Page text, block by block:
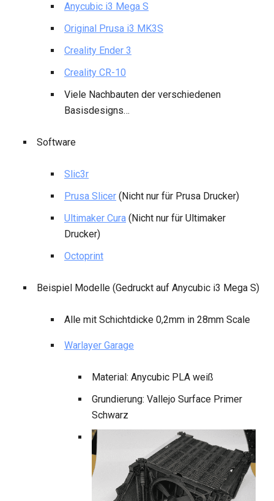
Anycubic i3 Mega S
Original Prusa i3 MK3S
Creality Ender 3
Creality CR-10
Viele Nachbauten der verschiedenen
Basisdesigns…
Software
Slic3r
Prusa Slicer (Nicht nur für Prusa Drucker)
Ultimaker Cura (Nicht nur für Ultimaker
Drucker)
Octoprint
Beispiel Modelle (Gedruckt auf Anycubic i3 Mega S)
Alle mit Schichtdicke 0,2mm in 28mm Scale
Warlayer Garage
Material: Anycubic PLA weiß
Grundierung: Vallejo Surface Primer
Schwarz